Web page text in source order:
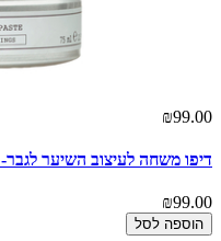
₪99.00
דיפו משחה לעיצוב השיער לגבר- MATT PASTE
₪99.00
הוספה לסל